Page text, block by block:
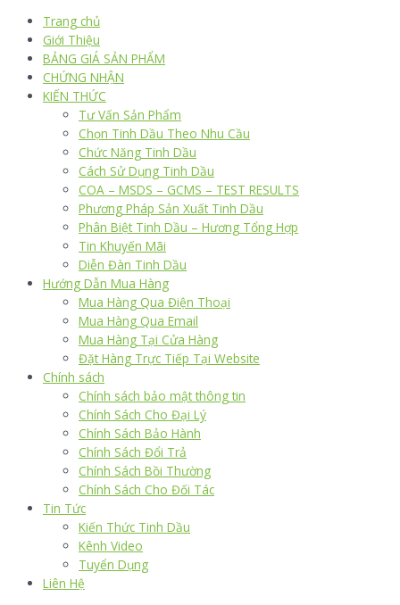
Trang chủ
Giới Thiệu
BẢNG GIÁ SẢN PHẨM
CHỨNG NHẬN
KIẾN THỨC
Tư Vấn Sản Phẩm
Chọn Tinh Dầu Theo Nhu Cầu
Chức Năng Tinh Dầu
Cách Sử Dụng Tinh Dầu
COA – MSDS – GCMS – TEST RESULTS
Phương Pháp Sản Xuất Tinh Dầu
Phân Biệt Tinh Dầu – Hương Tổng Hợp
Tin Khuyến Mãi
Diễn Đàn Tinh Dầu
Hướng Dẫn Mua Hàng
Mua Hàng Qua Điện Thoại
Mua Hàng Qua Email
Mua Hàng Tại Cửa Hàng
Đặt Hàng Trực Tiếp Tại Website
Chính sách
Chính sách bảo mật thông tin
Chính Sách Cho Đại Lý
Chính Sách Bảo Hành
Chính Sách Đổi Trả
Chính Sách Bồi Thường
Chính Sách Cho Đối Tác
Tin Tức
Kiến Thức Tinh Dầu
Kênh Video
Tuyển Dụng
Liên Hệ